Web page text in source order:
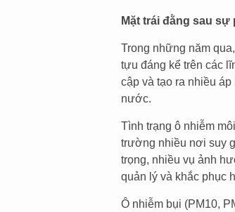
Mặt trái đằng sau sự
Trong những năm
tựu đáng kể trên các
cập và tạo ra nhiều
nước.
Tình trạng ô nhiễm
trường nhiều nơi suy
trọng, nhiều vụ ảnh
quản lý và khắc phục
Ô nhiễm bụi (PM10,